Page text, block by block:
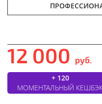
12 000 руб.
+ 120
МОМЕНТАЛЬНЫЙ